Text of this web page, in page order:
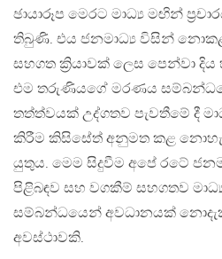
ඡායාරූප මෙරට මාධ්‍ය මඟින්
තිබුණි. එය ජනමාධ්‍ය විසින් නොකළ
සහගත ක්‍රියාවක් ලෙස පෙන්වා
එම තරුණියගේ මරණය
තත්ත්වයක් උද්ගතව පැවතීමේ දී
කිරීම කිසිසේත් අනුමත කළ
යුතුය. මෙම සිදුවීම අපේ රටේ
පිළිබඳව සහ වගකීම් සහගතව
සම්බන්ධයෙන් අවධානයක්
අවස්ථාවකි.